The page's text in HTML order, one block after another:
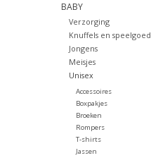
BABY
Verzorging
Knuffels en speelgoed
Jongens
Meisjes
Unisex
Accessoires
Boxpakjes
Broeken
Rompers
T-shirts
Jassen